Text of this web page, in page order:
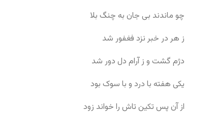
چو ماندند بی جان به چنگ بلا
ز هر در خبر نزد فغفور شد
دژم گشت و ز آرام دل دور شد
یکی هفته با درد و با سوک بود
از آن پس تکین تاش را خواند زود